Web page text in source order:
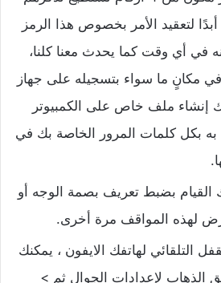
لتعقيد الأمر بخصوص هذا الرمز
في أي وقت كما يحدث معنا كلنا،
في مكانٍ ما سواء بتسجيله على جهاز
إنشاء ملف خاص على الكمبيوتر
بكل كلمات المرور الخاصة بك في
بضبط تعريف بصمة الوجه أو
لهذه المواقف مرة أخرى.
التلقائي لهاتفك الايفون ، يمكنك
لإعدادات الجوال ثم >